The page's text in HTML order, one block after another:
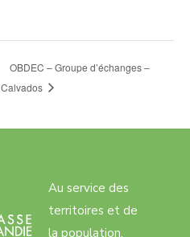
OBDEC – Groupe d’échanges –
Calvados
Au service des
territoires et de
la population,